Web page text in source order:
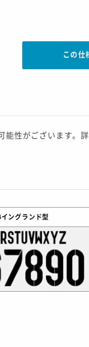
この仕
能性がございます。
ングランド型